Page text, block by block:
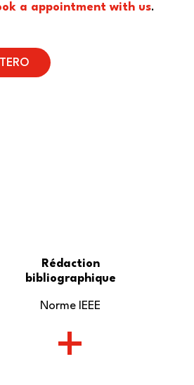
a appointment with us.
Rédaction
bibliographique
Norme IEEE
+